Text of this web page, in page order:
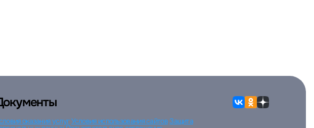
оказания услуг Условия использования сайтов Защита